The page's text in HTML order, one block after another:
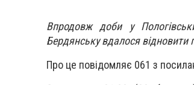
Впродовж доби у
Бердянську вдалося відновити
Про це повідомляє 061 з